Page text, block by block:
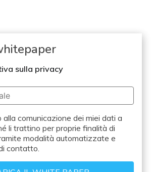
sulla privacy
comunicazione dei miei dati a
li trattino per proprie finalità di
modalità automatizzate e
contatto.